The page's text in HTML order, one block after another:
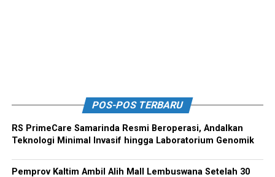
POS-POS TERBARU
RS PrimeCare Samarinda Resmi Beroperasi, Andalkan
Teknologi Minimal Invasif hingga Laboratorium Genomik
Pemprov Kaltim Ambil Alih Mall Lembuswana Setelah 30